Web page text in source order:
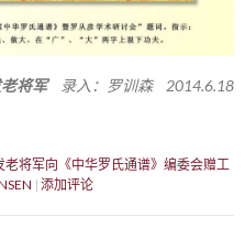
将军录入：罗训森 2014.6.18
将军向《中华罗氏通谱》编委会赠工
添加评论